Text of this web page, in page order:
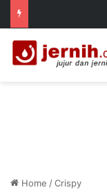
Home /Crispy